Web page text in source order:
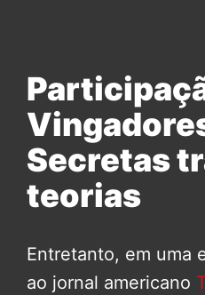
Secretas
teorias
Entretanto, em uma
ao jornal americano